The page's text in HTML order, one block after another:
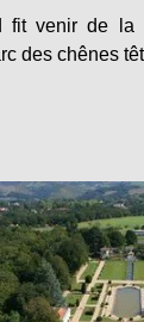
fit venir de la
des chênes